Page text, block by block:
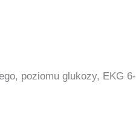
poziomu glukozy, EKG 6-